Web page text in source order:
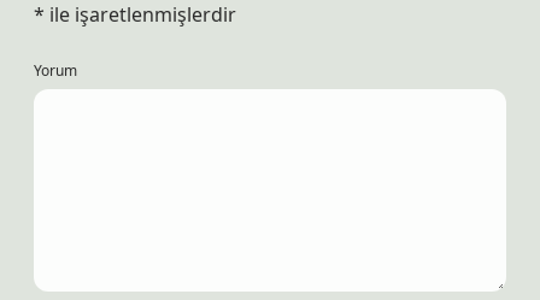
* ile işaretlenmişlerdir
Yorum